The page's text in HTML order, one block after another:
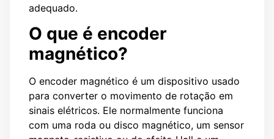
adequado.
O que é encoder
magnético?
O encoder magnético é um dispositivo usado
para converter o movimento de rotação em
sinais elétricos. Ele normalmente funciona
com uma roda ou disco magnético, um sensor